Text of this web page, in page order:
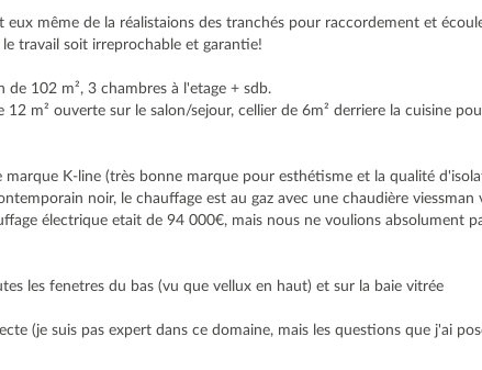
eux même de la réalistaions des tranchés pour raccordement et
travail soit irreprochable et garantie!
de 102 m², 3 chambres à l'etage + sdb.
12 m² ouverte sur le salon/sejour, cellier de 6m² derriere la cuisine
marque K-line (très bonne marque pour esthétisme et la qualité
noir, le chauffage est au gaz avec une chaudière
électrique etait de 94 000€, mais nous ne voulions absolument
les fenetres du bas (vu que vellux en haut) et sur la baie vitrée
(je suis pas expert dans ce domaine, mais les questions que j'ai